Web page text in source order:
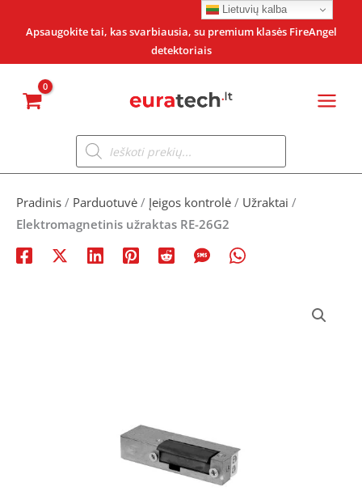
Apsaugokite tai, kas svarbiausia, su premium klasės FireAngel
detektoriais
Products
search
Pradinis / Parduotuvė / Įeigos kontrolė / Užraktai /
Elektromagnetinis užraktas RE-26G2
Lietuvių kalba